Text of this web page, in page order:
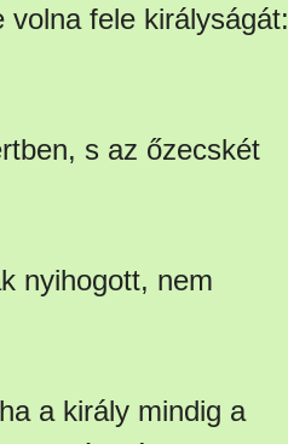
fele királyságát:
s az őzecskét
nyihogott, nem
a király mindig a